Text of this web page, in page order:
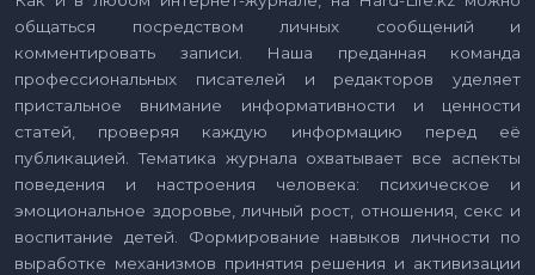
общаться посредством личных сообщений и
комментировать записи. Наша преданная команда
профессиональных писателей и редакторов уделяет
пристальное внимание информативности и ценности
статей, проверяя каждую информацию перед её
публикацией. Тематика журнала охватывает все аспекты
поведения и настроения человека: психическое и
эмоциональное здоровье, личный рост, отношения, секс и
воспитание детей. Формирование навыков личности по
выработке механизмов принятия решения и активизации